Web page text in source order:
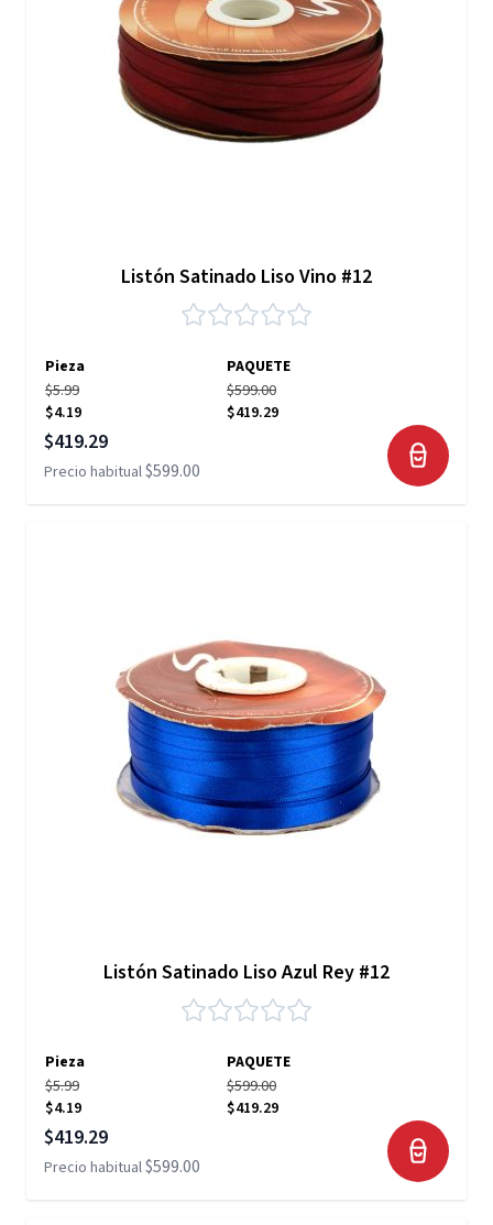
Listón Satinado Liso Vino #12
Pieza
PAQUETE
$5.99
$4.19
$599.00
$419.29
Precio especial
$419.29
Precio habitual$599.00
Listón Satinado Liso Azul Rey #12
Pieza
PAQUETE
$5.99
$4.19
$599.00
$419.29
Precio especial
$419.29
Precio habitual$599.00